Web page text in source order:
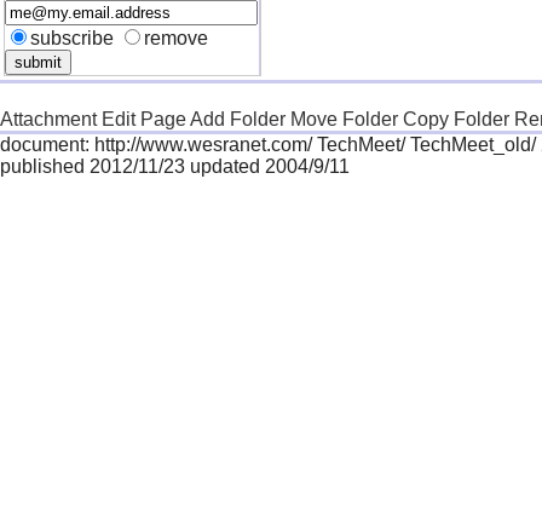
subscribe remove
Attachment Edit PageAdd Folder Move Folder Copy Folder
document: http://www.wesranet.com/ TechMeet/
published 2012/11/23 updated 2004/9/11